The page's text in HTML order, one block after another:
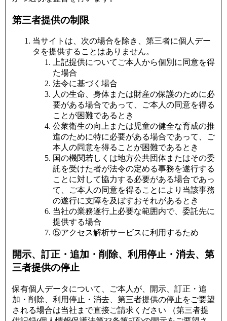
第三者提供の制限
当サイトは、次の場合を除き、第三者に個人デー
タを提供することはありません。
上記提供についてご本人から個別に同意を得
た場合
法令に基づく場合
人の生命、身体または財産の保護のために必
要がある場合であって、ご本人の同意を得る
ことが困難であるとき
公衆衛生の向上または児童の健全な育成の推
進のために特に必要がある場合であって、ご
本人の同意を得ることが困難であるとき
国の機関若しくは地方公共団体またはその委
託を受けた者が法令の定める事務を遂行する
ことに対して協力する必要がある場合であっ
て、ご本人の同意を得ることにより当該事務
の遂行に支障を及ぼすおそれがあるとき
当社の業務遂行上必要な範囲内で、委託先に
提供する場合
⑤アクセス解析サービスに利用するため
開示、訂正・追加・削除、利用停止・消去、第
三者提供の停止
保有個人データについて、ご本人が、開示、訂正・追
加・削除、利用停止・消去、第三者提供の停止をご要望
される場合は当社まで直接ご請求ください （第三者提